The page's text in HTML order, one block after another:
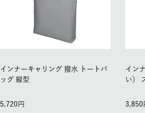
インナーキャリング 撥水 トートバ
ッグ 縦型
5,720
イン
い）
3,850